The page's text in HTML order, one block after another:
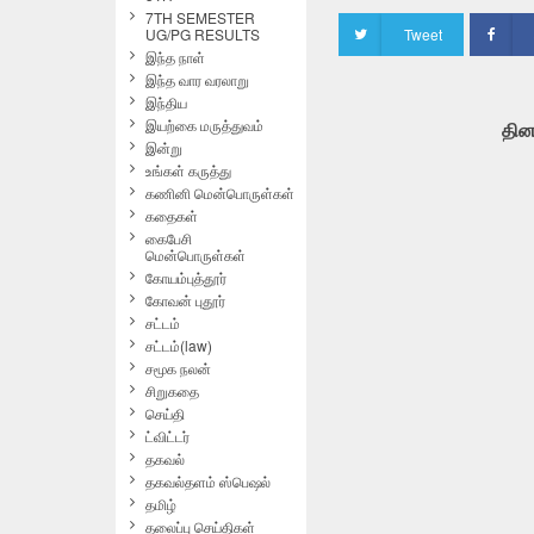
Tweet
7TH SEMESTER
UG/PG RESULTS
இந்த நாள்
இந்த வார வரலாறு
இந்திய
இயற்கை மருத்துவம்
இன்று
உங்கள் கருத்து
கணினி மென்பொருள்கள்
கதைகள்
கைபேசி
மென்பொருள்கள்
கோயம்புத்தூர்
கோவன் புதூர்
சட்டம்
சட்டம்(law)
சமூக நலன்
சிறுகதை
செய்தி
ட்விட்டர்
தகவல்
தகவல்தளம் ஸ்பெஷல்
தமிழ்
தலைப்பு செய்திகள்